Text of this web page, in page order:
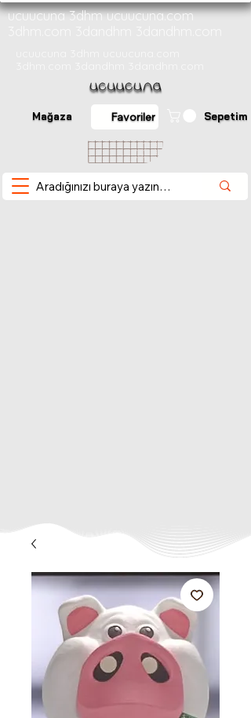
Mağaza Sepetim
Favoriler
ucuucuna 3dhm ucuucuna.com